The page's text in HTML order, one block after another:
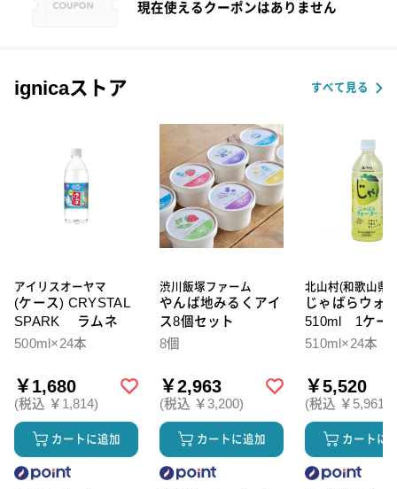
現在使えるクーポンはありません
ignicaストア すべて見る
アイリスオーヤマ
(ケース) CRYSTAL
SPARK ラムネ
500ml×24本
￥1,680
(税込 ￥1,814)
カートに追加
渋川飯塚ファーム
やんば地みるくアイ
ス8個セット
8個
￥2,963
(税込 ￥3,200)
カートに追加
北山村(和歌山県)
じゃばらウォ
510ml 1ケー
本入
510ml×24本
￥5,520
(税込 ￥5,961)
カートに